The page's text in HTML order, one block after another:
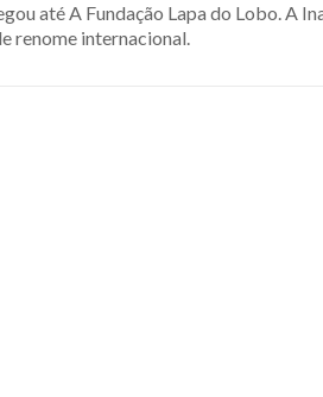
até A Fundação Lapa do Lobo. A
renome internacional.